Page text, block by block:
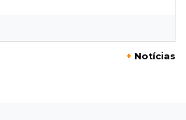
Paulo com gol de falta
+ Notícias